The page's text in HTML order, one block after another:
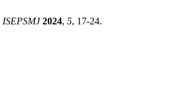
ISEPSMJ 2024, 5, 17-24.